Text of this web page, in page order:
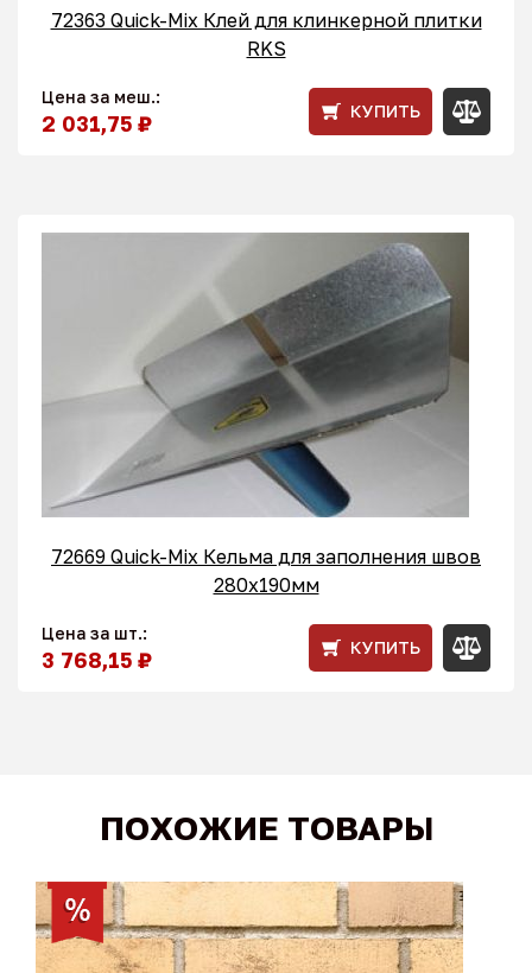
72363 Quick-Mix Клей для клинкерной плитки
RKS
Цена за меш.:
2 031,75 ₽ КУПИТЬ
72669 Quick-Mix Кельма для заполнения швов
280x190мм
Цена за шт.:
3 768,15 ₽ КУПИТЬ
ПОХОЖИЕ ТОВАРЫ